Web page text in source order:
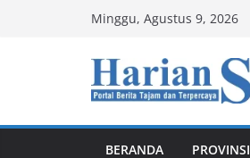
Minggu, Agustus 9, 2026
BERANDA PROVINSI